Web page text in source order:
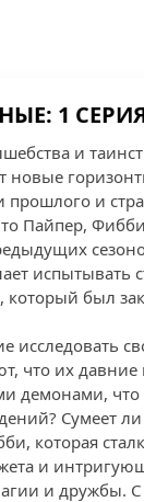
1
и
новые
прошлого и
Пайпер,
был
что их давние
демонами,
Сумеет
которая
и
и дружбы.